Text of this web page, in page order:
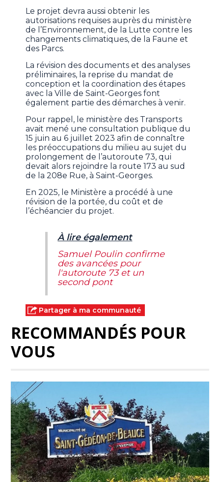
Le projet devra aussi obtenir les
autorisations requises auprès du ministère
de l’Environnement, de la Lutte contre les
changements climatiques, de la Faune et
des Parcs.
La révision des documents et des analyses
préliminaires, la reprise du mandat de
conception et la coordination des étapes
avec la Ville de Saint-Georges font
également partie des démarches à venir.
Pour rappel, le ministère des Transports
avait mené une consultation publique du
15 juin au 6 juillet 2023 afin de connaître
les préoccupations du milieu au sujet du
prolongement de l’autoroute 73, qui
devait alors rejoindre la route 173 au sud
de la 208e Rue, à Saint-Georges.
En 2025, le Ministère a procédé à une
révision de la portée, du coût et de
l’échéancier du projet.
À lire également
Samuel Poulin confirme
des avancées pour
l'autoroute 73 et un
second pont
Partager à ma communauté
RECOMMANDÉS POUR
VOUS